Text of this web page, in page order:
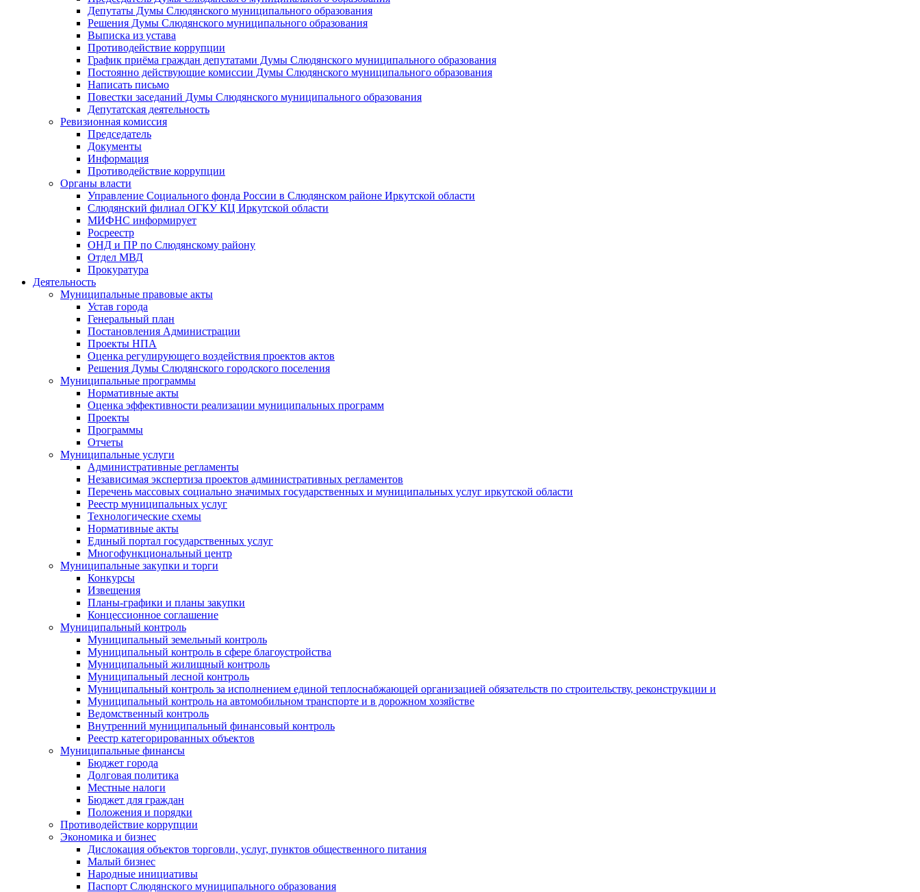
Депутаты Думы Слюдянского муниципального образования
Решения Думы Слюдянского муниципального образования
Выписка из устава
Противодействие коррупции
График приёма граждан депутатами Думы Слюдянского муниципального образования
Постоянно действующие комиссии Думы Слюдянского муниципального образования
Написать письмо
Повестки заседаний Думы Слюдянского муниципального образования
Депутатская деятельность
Ревизионная комиссия
Председатель
Документы
Информация
Противодействие коррупции
Органы власти
Управление Социального фонда России в Слюдянском районе Иркутской области
Слюдянский филиал ОГКУ КЦ Иркутской области
МИФНС информирует
Росреестр
ОНД и ПР по Слюдянскому району
Отдел МВД
Прокуратура
Деятельность
Муниципальные правовые акты
Устав города
Генеральный план
Постановления Администрации
Проекты НПА
Оценка регулирующего воздействия проектов актов
Решения Думы Слюдянского городского поселения
Муниципальные программы
Нормативные акты
Оценка эффективности реализации муниципальных программ
Проекты
Программы
Отчеты
Муниципальные услуги
Административные регламенты
Независимая экспертиза проектов административных регламентов
Перечень массовых социально значимых государственных и муниципальных услуг иркутской области
Реестр муниципальных услуг
Технологические схемы
Нормативные акты
Единый портал государственных услуг
Многофункциональный центр
Муниципальные закупки и торги
Конкурсы
Извещения
Планы-графики и планы закупки
Концессионное соглашение
Муниципальный контроль
Муниципальный земельный контроль
Муниципальный контроль в сфере благоустройства
Муниципальный жилищный контроль
Муниципальный лесной контроль
Муниципальный контроль за исполнением единой теплоснабжающей организацией обязательств по строительству, реконструкции и
Муниципальный контроль на автомобильном транспорте и в дорожном хозяйстве
Ведомственный контроль
Внутренний муниципальный финансовый контроль
Реестр категорированных объектов
Муниципальные финансы
Бюджет города
Долговая политика
Местные налоги
Бюджет для граждан
Положения и порядки
Противодействие коррупции
Экономика и бизнес
Дислокация объектов торговли, услуг, пунктов общественного питания
Малый бизнес
Народные инициативы
Паспорт Слюдянского муниципального образования